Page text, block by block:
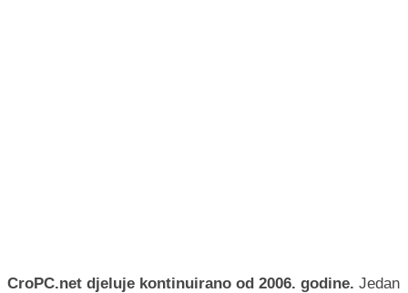
CroPC.net djeluje kontinuirano od 2006. godine. Jedan